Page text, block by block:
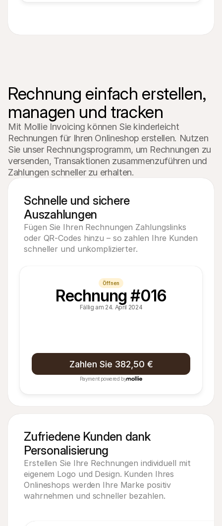
Rechnung einfach erstellen,
managen und tracken
Mit Mollie Invoicing können Sie kinderleicht
Rechnungen für Ihren Onlineshop erstellen. Nutzen
Sie unser Rechnungsprogramm, um Rechnungen zu
versenden, Transaktionen zusammenzuführen und
Zahlungen schneller zu erhalten.
Schnelle und sichere
Auszahlungen
Fügen Sie Ihren Rechnungen Zahlungslinks
oder QR-Codes hinzu – so zahlen Ihre Kunden
schneller und unkomplizierter.
Öffnen
Rechnung #016
Fällig am 24. April 2024
Zahlen Sie 382,50 €
Payment powered by
Zufriedene Kunden dank
Personalisierung
Erstellen Sie Ihre Rechnungen individuell mit
eigenem Logo und Design. Kunden Ihres
Onlineshops werden Ihre Marke positiv
wahrnehmen und schneller bezahlen.